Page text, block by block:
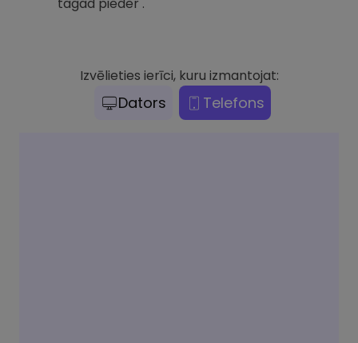
Izvēlieties ierīci, kuru izmantojat:
Dators Telefons